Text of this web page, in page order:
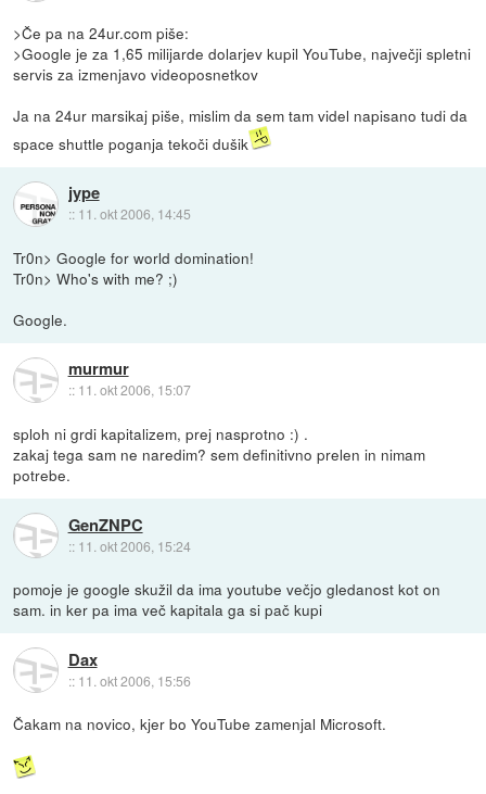
>Če pa na 24ur.com piše:
>Google je za 1,65 milijarde dolarjev kupil YouTube, največji spletni
servis za izmenjavo videoposnetkov
Ja na 24ur marsikaj piše, mislim da sem tam videl napisano tudi da
space shuttle poganja tekoči dušik
jype
:: 11. okt 2006, 14:45
Tr0n> Google for world domination!
Tr0n> Who's with me? ;)
Google.
murmur
:: 11. okt 2006, 15:07
sploh ni grdi kapitalizem, prej nasprotno :) .
zakaj tega sam ne naredim? sem definitivno prelen in nimam
potrebe.
GenZNPC
:: 11. okt 2006, 15:24
pomoje je google skužil da ima youtube večjo gledanost kot on
sam. in ker pa ima več kapitala ga si pač kupi
Dax
:: 11. okt 2006, 15:56
Čakam na novico, kjer bo YouTube zamenjal Microsoft.